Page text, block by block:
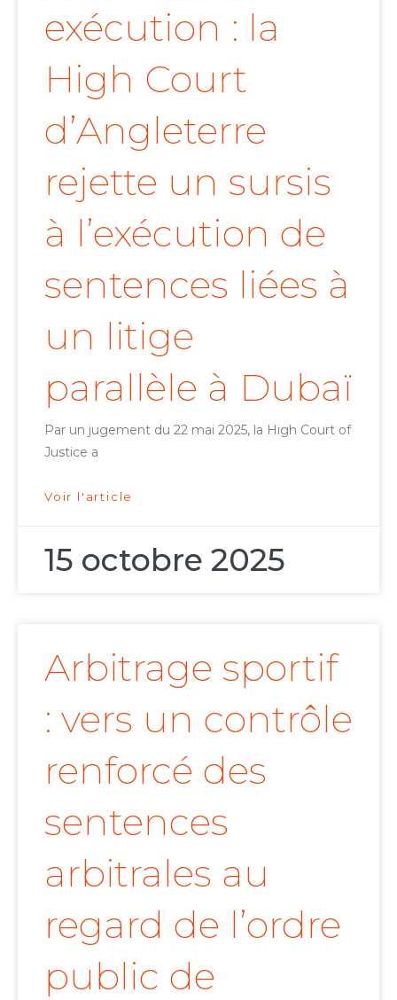
exécution : la
High Court
d’Angleterre
rejette un sursis
à l’exécution de
sentences liées à
un litige
parallèle à Dubaï
Par un jugement du 22 mai 2025, la High Court of
Justice a
Voir l'article
15 octobre 2025
Arbitrage sportif
: vers un contrôle
renforcé des
sentences
arbitrales au
regard de l’ordre
public de